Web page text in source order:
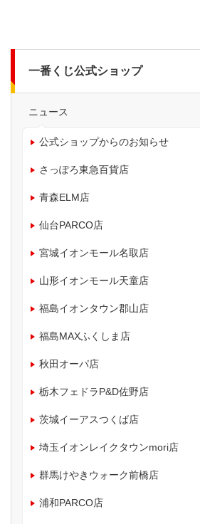
一番くじ公式ショップ
ニュース
公式ショップからのお知らせ
さっぽろ東急百貨店
青森ELM店
仙台PARCO店
宮城イオンモール名取店
山形イオンモール天童店
福島イオンタウン郡山店
福島MAXふくしま店
秋田オーパ店
栃木フェドラP&D佐野店
茨城イーアスつくば店
埼玉イオンレイクタウンmori店
群馬けやきウォーク前橋店
浦和PARCO店